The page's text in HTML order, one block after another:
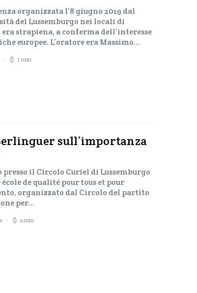
organizzata l’8 giugno 2019 dal
del Lussemburgo nei locali di
strapiena, a conferma dell’interesse
europee. L’oratore era Massimo…
7 min
sull’importanza
il Circolo Curiel di Lussemburgo
de qualité pour tous et pour
organizzato dal Circolo del partito
per…
2 min